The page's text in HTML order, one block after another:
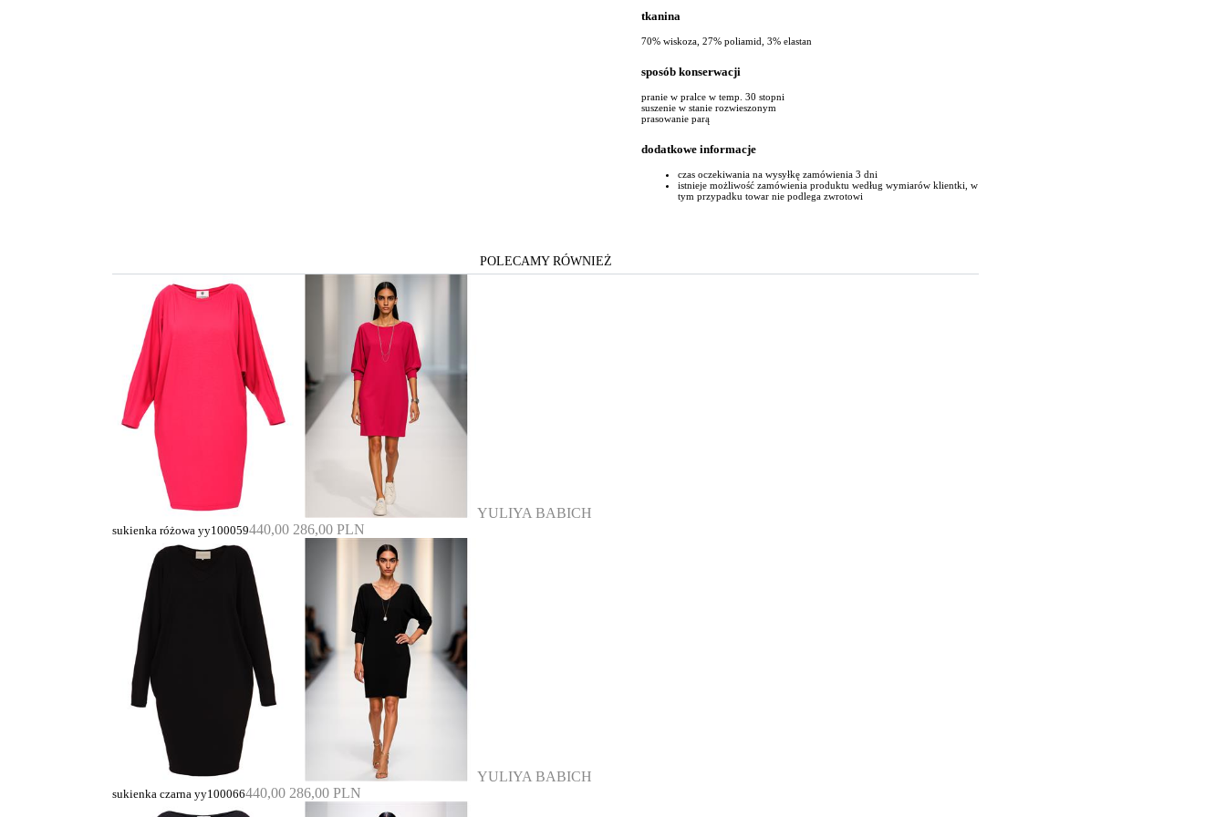
tkanina
70% wiskoza, 27% poliamid, 3% elastan
sposób konserwacji
pranie w pralce w temp. 30 stopni
suszenie w stanie rozwieszonym
prasowanie parą
dodatkowe informacje
czas oczekiwania na wysyłkę zamówienia 3 dni
istnieje możliwość zamówienia produktu według wymiarów klientki, w
tym przypadku towar nie podlega zwrotowi
POLECAMY RÓWNIEŻ
YULIYA BABICH
sukienka różowa yy100059440,00 286,00 PLN
YULIYA BABICH
sukienka czarna yy100066440,00 286,00 PLN